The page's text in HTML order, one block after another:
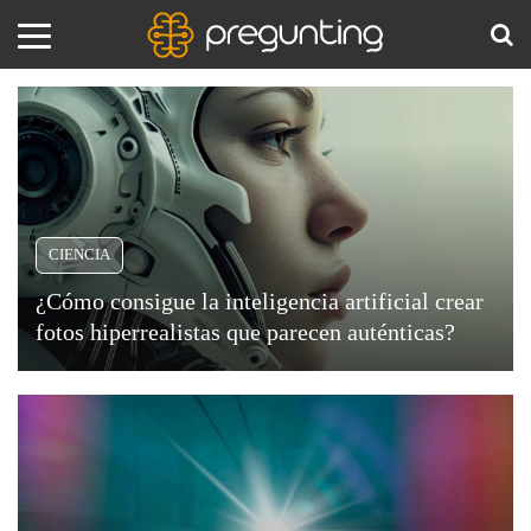
Amor
y
Sexo
Animales
Arte
y
Cine
Ciencia
CIENCIA
¿Cómo consigue la inteligencia artificial crear
fotos hiperrealistas que parecen auténticas?
En
los